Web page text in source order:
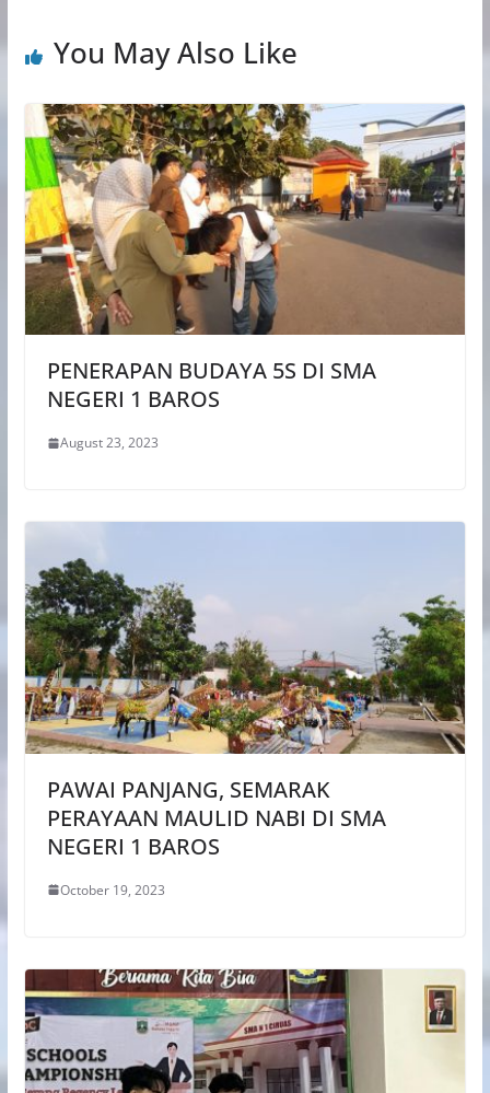
You May Also Like
PENERAPAN BUDAYA 5S DI SMA
NEGERI 1 BAROS
August 23, 2023
PAWAI PANJANG, SEMARAK
PERAYAAN MAULID NABI DI SMA
NEGERI 1 BAROS
October 19, 2023